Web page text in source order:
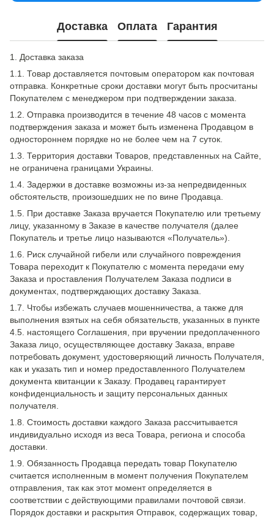
Доставка Оплата Гарантия
1. Доставка заказа
1.1. Товар доставляется почтовым оператором как почтовая
отправка. Конкретные сроки доставки могут быть просчитаны
Покупателем с менеджером при подтверждении заказа.
1.2. Отправка производится в течение 48 часов с момента
подтверждения заказа и может быть изменена Продавцом в
одностороннем порядке но не более чем на 7 суток.
1.3. Территория доставки Товаров, представленных на Сайте,
не ограничена границами Украины.
1.4. Задержки в доставке возможны из-за непредвиденных
обстоятельств, произошедших не по вине Продавца.
1.5. При доставке Заказа вручается Покупателю или третьему
лицу, указанному в Заказе в качестве получателя (далее
Покупатель и третье лицо называются «Получатель»).
1.6. Риск случайной гибели или случайного повреждения
Товара переходит к Покупателю с момента передачи ему
Заказа и проставления Получателем Заказа подписи в
документах, подтверждающих доставку Заказа.
1.7. Чтобы избежать случаев мошенничества, а также для
выполнения взятых на себя обязательств, указанных в пункте
4.5. настоящего Соглашения, при вручении предоплаченного
Заказа лицо, осуществляющее доставку Заказа, вправе
потребовать документ, удостоверяющий личность Получателя,
как и указать тип и номер предоставленного Получателем
документа квитанции к Заказу. Продавец гарантирует
конфиденциальность и защиту персональных данных
получателя.
1.8. Стоимость доставки каждого Заказа рассчитывается
индивидуально исходя из веса Товара, региона и способа
доставки.
1.9. Обязанность Продавца передать товар Покупателю
считается исполненным в момент получения Покупателем
отправления, так как этот момент определяется в
соответствии с действующими правилами почтовой связи.
Порядок доставки и раскрытия Отправок, содержащих товар,